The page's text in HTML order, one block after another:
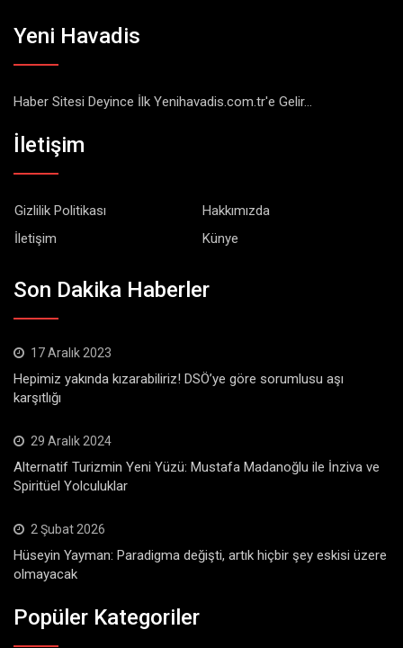
Yeni Havadis
Haber Sitesi Deyince İlk Yenihavadis.com.tr'e Gelir...
İletişim
Gizlilik Politikası
Hakkımızda
İletişim
Künye
Son Dakika Haberler
17 Aralık 2023
Hepimiz yakında kızarabiliriz! DSÖ’ye göre sorumlusu aşı
karşıtlığı
29 Aralık 2024
Alternatif Turizmin Yeni Yüzü: Mustafa Madanoğlu ile İnziva ve
Spiritüel Yolculuklar
2 Şubat 2026
Hüseyin Yayman: Paradigma değişti, artık hiçbir şey eskisi üzere
olmayacak
Popüler Kategoriler